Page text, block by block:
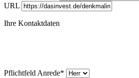
URL
Ihre Kontaktdaten
Pflichtfeld Anrede*